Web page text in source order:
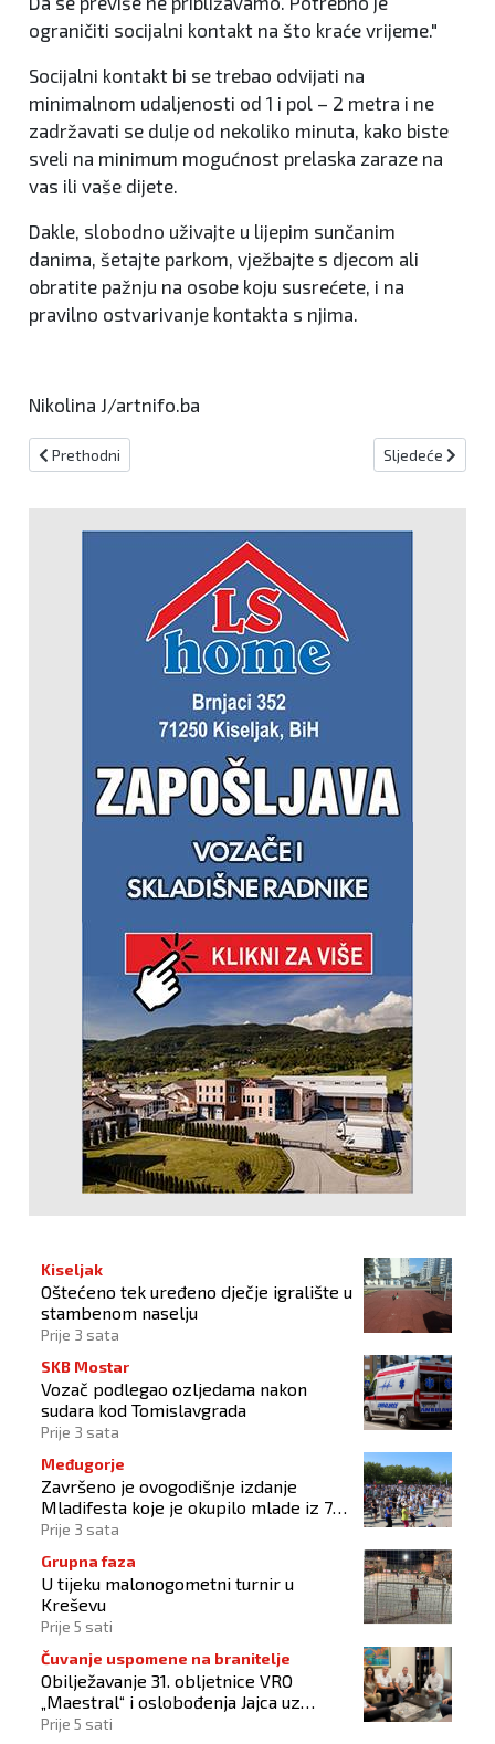
ograničiti socijalni kontakt na što kraće vrijeme."
Socijalni kontakt bi se trebao odvijati na
minimalnom udaljenosti od 1 i pol – 2 metra i ne
zadržavati se dulje od nekoliko minuta, kako biste
sveli na minimum mogućnost prelaska zaraze na
vas ili vaše dijete.
Dakle, slobodno uživajte u lijepim sunčanim
danima, šetajte parkom, vježbajte s djecom ali
obratite pažnju na osobe koju susrećete, i na
pravilno ostvarivanje kontakta s njima.
Nikolina J/artnifo.ba
Prethodni članak: Rad sigurnih kuća ključan za žrtve nasilja u
Prethodni Sljedeći članak:
Sljedeće
Kiseljak
Oštećeno tek uređeno dječje igralište u
stambenom naselju
Prije 3 sata
SKB Mostar
Vozač podlegao ozljedama nakon
sudara kod Tomislavgrada
Prije 3 sata
Međugorje
Završeno je ovogodišnje izdanje
Mladifesta koje je okupilo mlade iz 73
zemlje svijeta
Prije 3 sata
Grupna faza
U tijeku malonogometni turnir u
Kreševu
Prije 5 sati
Čuvanje uspomene na branitelje
Obilježavanje 31. obljetnice VRO
„Maestral“ i oslobođenja Jajca uz
pokroviteljstvo HNS-a BiH
Prije 5 sati